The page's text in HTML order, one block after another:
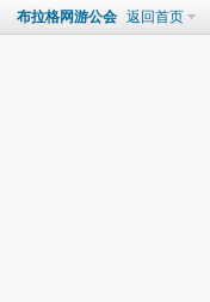
布拉格网游公会 返回首页